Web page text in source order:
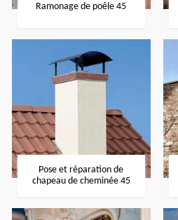
Ramonage de poêle 45
Pose et réparation de
chapeau de cheminée 45